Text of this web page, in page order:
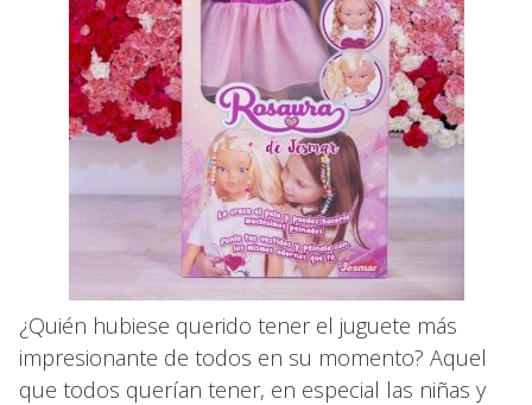
¿Quién hubiese querido tener el juguete más
impresionante de todos en su momento? Aquel
que todos querían tener, en especial las niñas y